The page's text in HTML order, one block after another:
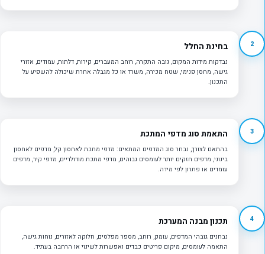
2 בחינת החלל
נבדקות מידות המקום, גובה התקרה, רוחב המעברים, קירות, דלתות, עמודים, אזורי
גישה, מחסן פנימי, שטח מכירה, משרד או כל מגבלה אחרת שיכולה להשפיע על
התכנון.
3 התאמת סוג מדפי המתכת
בהתאם לצורך, נבחר סוג המדפים המתאים: מדפי מתכת לאחסון קל, מדפים לאחסון
בינוני, מדפים חזקים יותר לעומסים גבוהים, מדפי מתכת מודולריים, מדפי קיר, מדפים
עומדים או פתרון לפי מידה.
4 תכנון מבנה המערכת
נבחנים גובהי המדפים, עומק, רוחב, מספר מפלסים, חלוקה לאזורים, נוחות גישה,
התאמה לעומסים, מיקום פריטים כבדים ואפשרות לשינוי או הרחבה בעתיד.